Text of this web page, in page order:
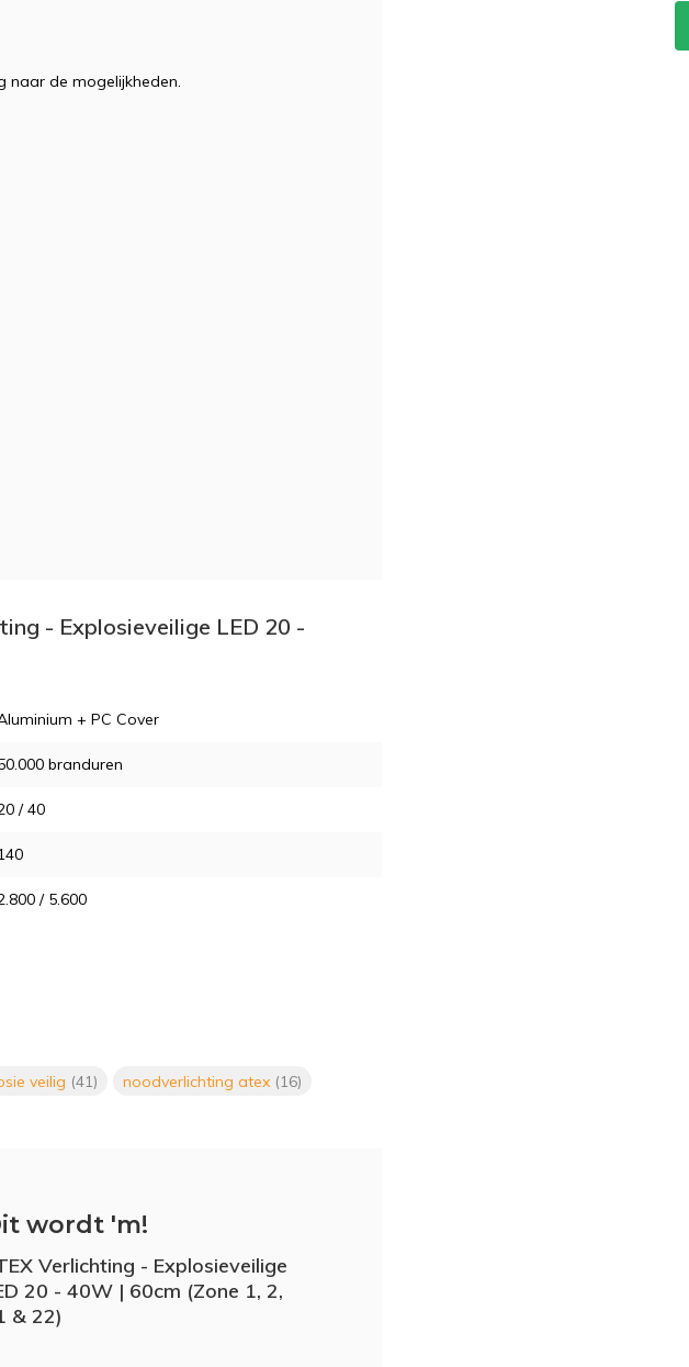
naar de mogelijkheden.
- Explosieveilige LED 20 -
+ PC Cover
branduren
/ 40
/ 5.600
veilig (41) noodverlichting atex (16)
wordt 'm!
Verlichting - Explosieveilige
20 - 40W | 60cm (Zone 1, 2,
& 22)